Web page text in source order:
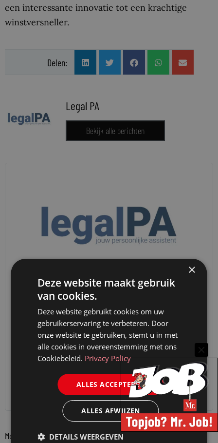
een interessante innovatie tot een krachtige
winstversneller.
Delen:
Legal PA
Bekijk alle berichten
LegalPA is dé leverancier van Nederlandse
juridische AI-software. LegalPA is de énige
Nederlandse aanbieder die automatisch alle
juridische documenten eerst anonimiseert.
Hierdoor voldoet élke…
Meer informatie
Meer berichten van partner
×
Deze website maakt gebruik
van cookies.
Deze website gebruikt cookies om uw
gebruikerservaring te verbeteren. Door
onze website te gebruiken, stemt u in met
alle cookies in overeenstemming met ons
Cookiebeleid. Privacy Policy
ALLES ACCEPTEREN
ALLES AFWIJZEN
DETAILS WEERGEVEN